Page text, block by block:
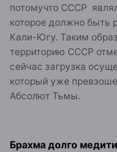
потомучто СССР
которое должно быть
Кали-Югу. Таким
территорию СССР
сейчас загрузка
который уже
Абсолют Тьмы.
Брахма долго